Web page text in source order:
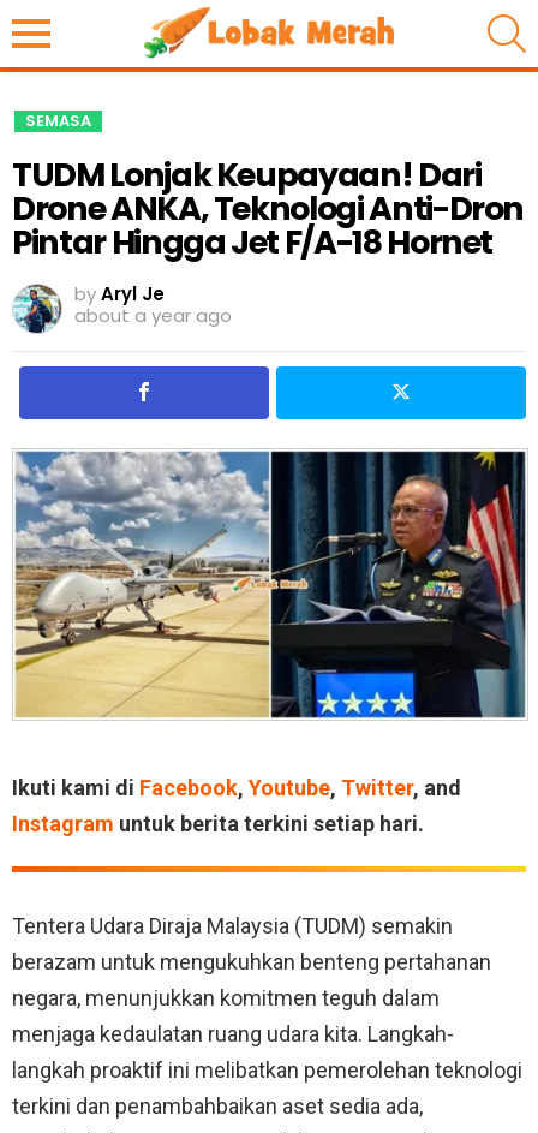
SEMASA
TUDM Lonjak Keupayaan! Dari
Drone ANKA, Teknologi Anti-Dron
Pintar Hingga Jet F/A-18 Hornet
byAryl Je
about a year ago
Ikuti kami di Facebook, Youtube, Twitter, and
Instagram untuk berita terkini setiap hari.
Tentera Udara Diraja Malaysia (TUDM) semakin
berazam untuk mengukuhkan benteng pertahanan
negara, menunjukkan komitmen teguh dalam
menjaga kedaulatan ruang udara kita. Langkah-
langkah proaktif ini melibatkan pemerolehan teknologi
terkini dan penambahbaikan aset sedia ada,